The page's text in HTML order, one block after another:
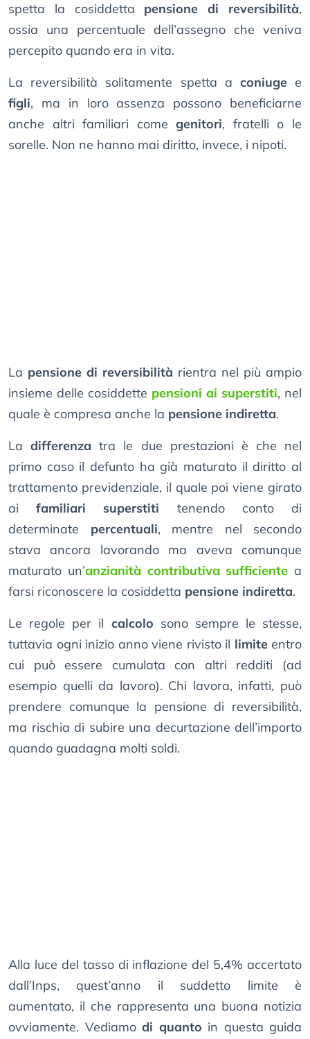
spetta la cosiddetta pensione di reversibilità,
ossia una percentuale dell’assegno che veniva
percepito quando era in vita.
La reversibilità solitamente spetta a coniugee
figli, ma in loro assenza possono beneficiarne
anche altri familiari comegenitori, fratelli o le
sorelle. Non ne hanno mai diritto, invece, i nipoti.
La pensione di reversibilità rientra nel più ampio
insieme delle cosiddette pensioni ai superstiti, nel
quale è compresa anche la pensione indiretta.
Ladifferenza tra le due prestazioni è che nel
primo caso il defunto ha già maturato il diritto al
trattamento previdenziale, il quale poi viene girato
aifamiliari superstiti tenendo conto di
determinate percentuali, mentre nel secondo
stava ancora lavorando ma aveva comunque
maturato un’anzianità contributiva sufficiente a
farsi riconoscere la cosiddetta pensione indiretta.
Le regole per il calcolo sono sempre le stesse,
tuttavia ogni inizio anno viene rivisto il limiteentro
cui può essere cumulata con altri redditi (ad
esempio quelli da lavoro). Chi lavora, infatti, può
prendere comunque la pensione di reversibilità,
ma rischia di subire una decurtazione dell’importo
quando guadagna molti soldi.
Alla luce del tasso di inflazione del 5,4% accertato
dall’Inps, quest’anno il suddetto limite è
aumentato, il che rappresenta una buona notizia
ovviamente. Vediamo di quanto in questa guida